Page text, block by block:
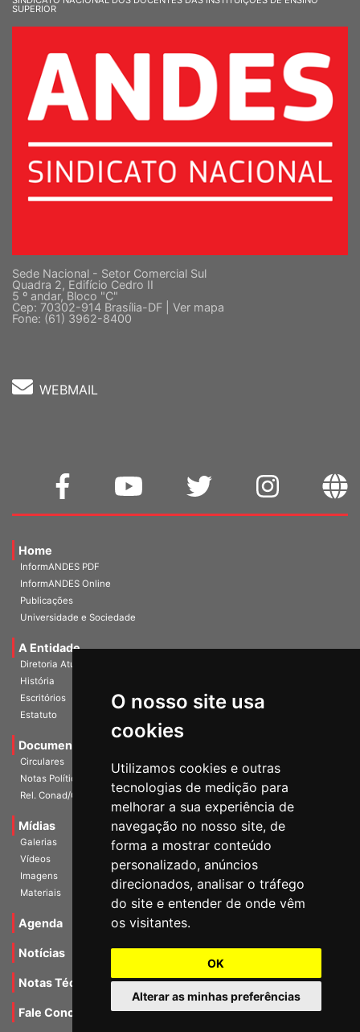
O nosso site usa
cookies
Utilizamos cookies e outras
tecnologias de medição para
melhorar a sua experiência de
navegação no nosso site, de
forma a mostrar conteúdo
personalizado, anúncios
direcionados, analisar o tráfego
do site e entender de onde vêm
os visitantes.
OK
Alterar as minhas preferências
SUPERIOR
Sede Nacional - Setor Comercial Sul
Quadra 2, Edifício Cedro II
5 º andar, Bloco "C"
Cep: 70302-914 Brasília-DF | Ver mapa
Fone: (61) 3962-8400
WEBMAIL
Home
InformANDES PDF
InformANDES Online
Publicações
Universidade e Sociedade
A Entidade
Diretoria Atual
História
Escritórios
Estatuto
Documentos
Circulares
Notas Políticas
Rel. Conad/Congresso
Mídias
Galerias
Vídeos
Imagens
Materiais
Agenda
Notícias
Notas Técnicas
Fale Conocsco